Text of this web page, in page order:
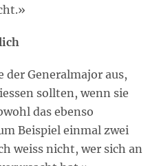
Generalmajor aus,
sollten, wenn sie
das ebenso
Beispiel einmal zwei
weiss nicht, wer sich an